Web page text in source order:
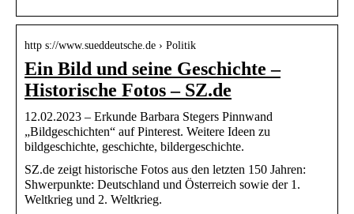
http s://www.sueddeutsche.de › Politik
Ein Bild und seine Geschichte –
Historische Fotos – SZ.de
12.02.2023 – Erkunde Barbara Stegers Pinnwand
„Bildgeschichten“ auf Pinterest. Weitere Ideen zu
bildgeschichte, geschichte, bildergeschichte.
SZ.de zeigt historische Fotos aus den letzten 150 Jahren:
Shwerpunkte: Deutschland und Österreich sowie der 1.
Weltkrieg und 2. Weltkrieg.